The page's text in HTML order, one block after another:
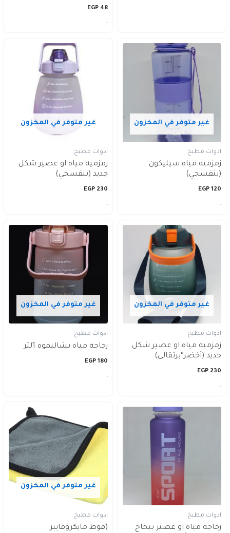
48
EGP
غير متوفر في المخزون
ادوات مطبخ
زمزميه مياه سيليكون
(بنفسجي)
120
EGP
غير متوفر في المخزون
ادوات مطبخ
زمزميه مياه او عصير شكل
جديد (بنفسجي)
230
EGP
غير متوفر في المخزون
ادوات مطبخ
زمزميه مياه او عصير شكل
جديد (أخضر*برتقالي)
230
EGP
غير متوفر في المخزون
ادوات مطبخ
زجاجه مياه بشاليموه 1لتر
180
EGP
ادوات مطبخ
زجاجه مياه او عصير ببخاخ
غير متوفر في المخزون
ادوات مطبخ
(فوط مايكروفايبر